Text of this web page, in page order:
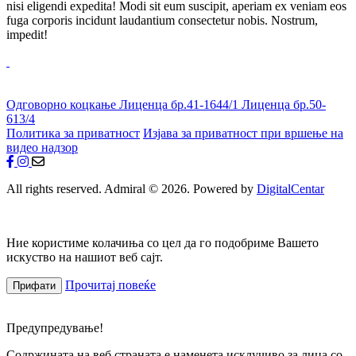
nisi eligendi expedita! Modi sit eum suscipit, aperiam ex veniam eos
fuga corporis incidunt laudantium consectetur nobis. Nostrum,
impedit!
Одговорно коцкање Лиценца бр.41-1644/1 Лиценца бр.50-
613/4
Политика за приватност Изјава за приватност при вршење на
видео надзор
All rights reserved. Admiral © 2026. Powered by DigitalCentar
Ние користиме колачиња со цел да го подобриме Вашето
искуство на нашиот веб сајт.
Прифати Прочитај повеќе
Предупредување!